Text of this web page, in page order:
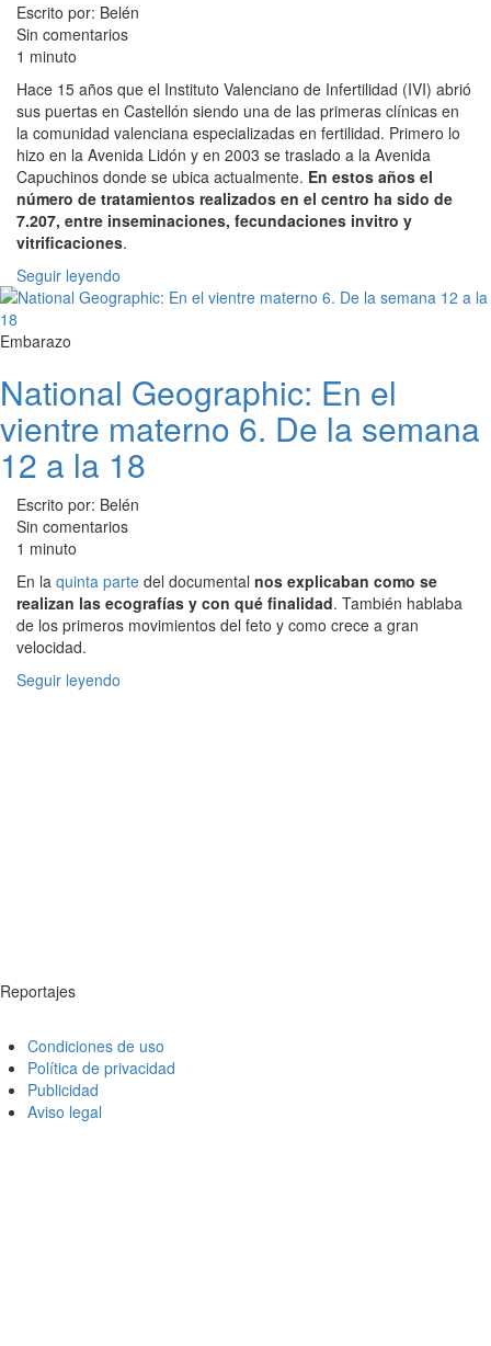
Escrito por: Belén
Sin comentarios
1 minuto
Hace 15 años que el Instituto Valenciano de Infertilidad (IVI) abrió
sus puertas en Castellón siendo una de las primeras clínicas en
la comunidad valenciana especializadas en fertilidad. Primero lo
hizo en la Avenida Lidón y en 2003 se traslado a la Avenida
Capuchinos donde se ubica actualmente. En estos años el
número de tratamientos realizados en el centro ha sido de
7.207, entre inseminaciones, fecundaciones invitro y
vitrificaciones.
Seguir leyendo
Embarazo
National Geographic: En el
vientre materno 6. De la semana
12 a la 18
Escrito por: Belén
Sin comentarios
1 minuto
En la quinta parte del documental nos explicaban como se
realizan las ecografías y con qué finalidad. También hablaba
de los primeros movimientos del feto y como crece a gran
velocidad.
Seguir leyendo
Reportajes
Condiciones de uso
Política de privacidad
Publicidad
Aviso legal